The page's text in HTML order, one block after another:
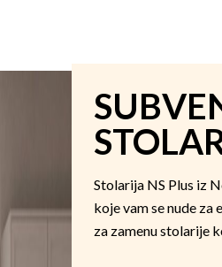
Stolarija NS Plus iz
koje vam se nude za
za zamenu stolarije